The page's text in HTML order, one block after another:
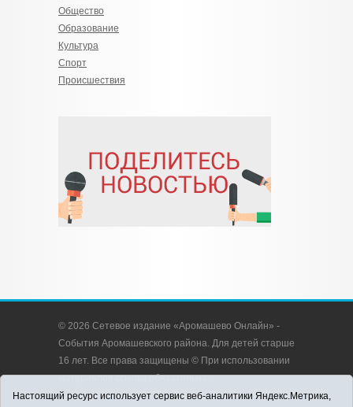
Общество
Образование
Культура
Спорт
Происшествия
© 2026 Сетевое издание «Аромашево Онлайн» -
События Аромашевского района. Для детей старше
16 лет. Все права защищены © При использовании
материалов ссылка обязательна.
Адрес редакции: 627350, Россия, Тюменская
Настоящий ресурс использует сервис веб-аналитики Яндекс.Метрика,